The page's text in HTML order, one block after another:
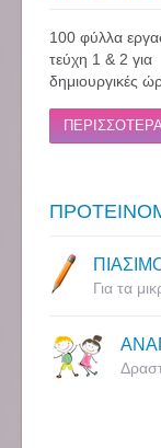
100 φύλλα
τεύχη 1 & 2 για
δημιουργικές
Για τα